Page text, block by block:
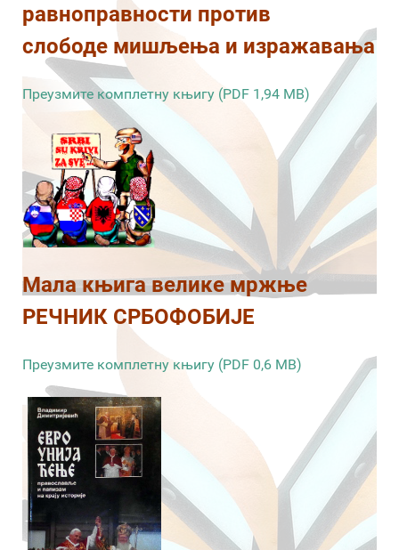
равноправности против
слободе мишљења и изражавања
Преузмите комплетну књигу (PDF 1,94 MB)
Мала књига велике мржње
РЕЧНИК СРБОФОБИЈЕ
Преузмите комплетну књигу (PDF 0,6 MB)